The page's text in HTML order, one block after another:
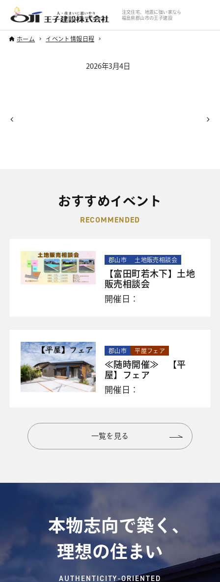
注文住宅、地震に強い家なら
福島県郡山市の王子建設
ホーム イベント情報日程
2026年3月4日
おすすめイベント
RECOMMENDED
郡山市 土地販売相談会
【富田町若木下】土地
販売相談会
開催日：
郡山市 平屋フェア
≪随時開催≫ 【平
屋】フェア
開催日：
一覧を見る
本物志向で築く、
理想の住まい
AUTHENTICITY-ORIENTED